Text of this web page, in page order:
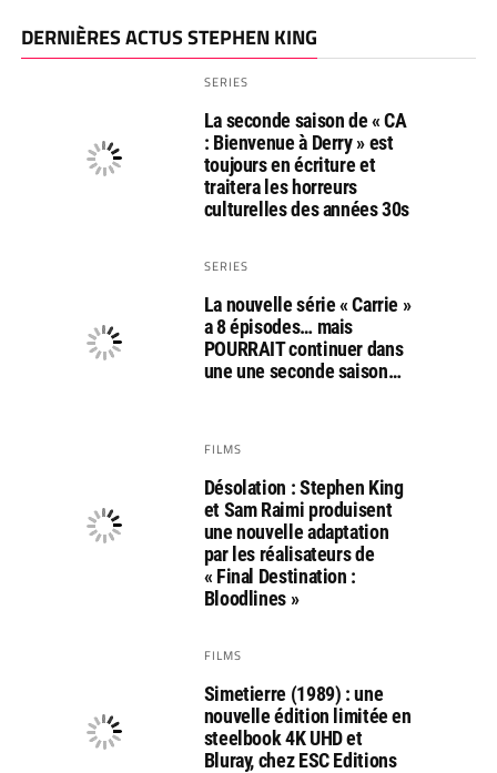
DERNIÈRES ACTUS STEPHEN KING
SERIES
La seconde saison de « CA
: Bienvenue à Derry » est
toujours en écriture et
traitera les horreurs
culturelles des années 30s
SERIES
La nouvelle série « Carrie »
a 8 épisodes… mais
POURRAIT continuer dans
une une seconde saison…
FILMS
Désolation : Stephen King
et Sam Raimi produisent
une nouvelle adaptation
par les réalisateurs de
« Final Destination :
Bloodlines »
FILMS
Simetierre (1989) : une
nouvelle édition limitée en
steelbook 4K UHD et
Bluray, chez ESC Editions